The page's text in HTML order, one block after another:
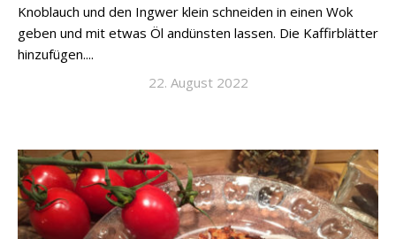
Knoblauch und den Ingwer klein schneiden in einen Wok
geben und mit etwas Öl andünsten lassen. Die Kaffirblätter
hinzufügen....
22. August 2022